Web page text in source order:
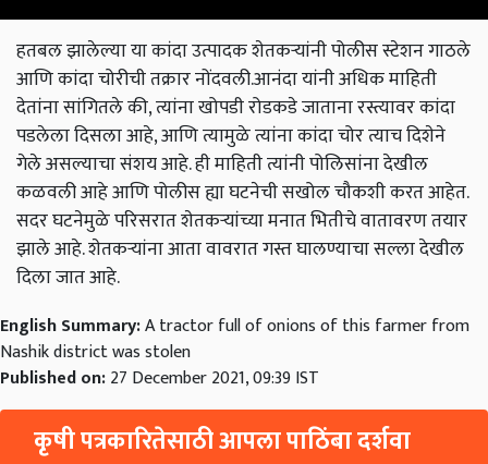
हतबल झालेल्या या कांदा उत्पादक शेतकऱ्यांनी पोलीस स्टेशन गाठले
आणि कांदा चोरीची तक्रार नोंदवली.आनंदा यांनी अधिक माहिती
देतांना सांगितले की, त्यांना खोपडी रोडकडे जाताना रस्त्यावर कांदा
पडलेला दिसला आहे, आणि त्यामुळे त्यांना कांदा चोर त्याच दिशेने
गेले असल्याचा संशय आहे. ही माहिती त्यांनी पोलिसांना देखील
कळवली आहे आणि पोलीस ह्या घटनेची सखोल चौकशी करत आहेत.
सदर घटनेमुळे परिसरात शेतकऱ्यांच्या मनात भितीचे वातावरण तयार
झाले आहे. शेतकऱ्यांना आता वावरात गस्त घालण्याचा सल्ला देखील
दिला जात आहे.
English Summary:A tractor full of onions of this farmer from
Nashik district was stolen
Published on:27 December 2021, 09:39 IST
कृषी पत्रकारितेसाठी आपला पाठिंबा दर्शवा